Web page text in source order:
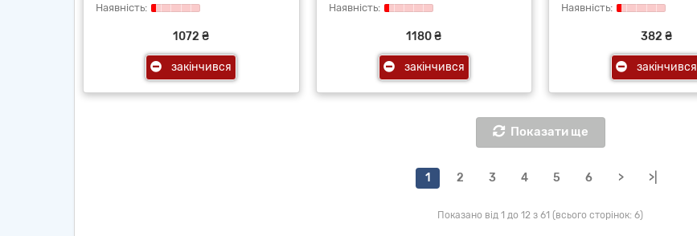
1072 ₴
закінчився
1180 ₴
закінчився
382 ₴
закінчився
Показати ще
1 2 3 4 5 6 > >|
Показано від 1 до 12 з 61 (всього сторінок: 6)